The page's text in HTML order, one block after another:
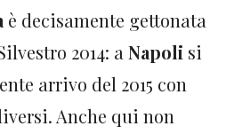
è decisamente gettonata
2014: a Napoli si
arrivo del 2015 con
Anche qui non